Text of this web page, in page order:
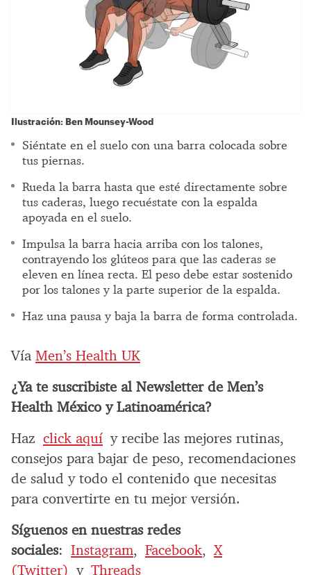
Ilustración: Ben Mounsey-Wood
Siéntate en el suelo con una barra colocada sobre
tus piernas.
Rueda la barra hasta que esté directamente sobre
tus caderas, luego recuéstate con la espalda
apoyada en el suelo.
Impulsa la barra hacia arriba con los talones,
contrayendo los glúteos para que las caderas se
eleven en línea recta. El peso debe estar sostenido
por los talones y la parte superior de la espalda.
Haz una pausa y baja la barra de forma controlada.
Vía Men’s Health UK
¿Ya te suscribiste al Newsletter de Men’s
Health México y Latinoamérica?
Haz click aquí y recibe las mejores rutinas,
consejos para bajar de peso, recomendaciones
de salud y todo el contenido que necesitas
para convertirte en tu mejor versión.
Síguenos en nuestras redes
sociales: Instagram, Facebook,X
(Twitter) y Threads